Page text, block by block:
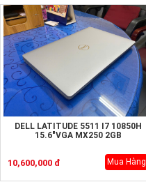
DELL LATITUDE 5511 I7 10850H
15.6"VGA MX250 2GB
10,600,000 đ Mua Hàng